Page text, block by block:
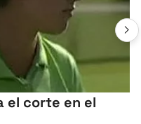
el corte en el